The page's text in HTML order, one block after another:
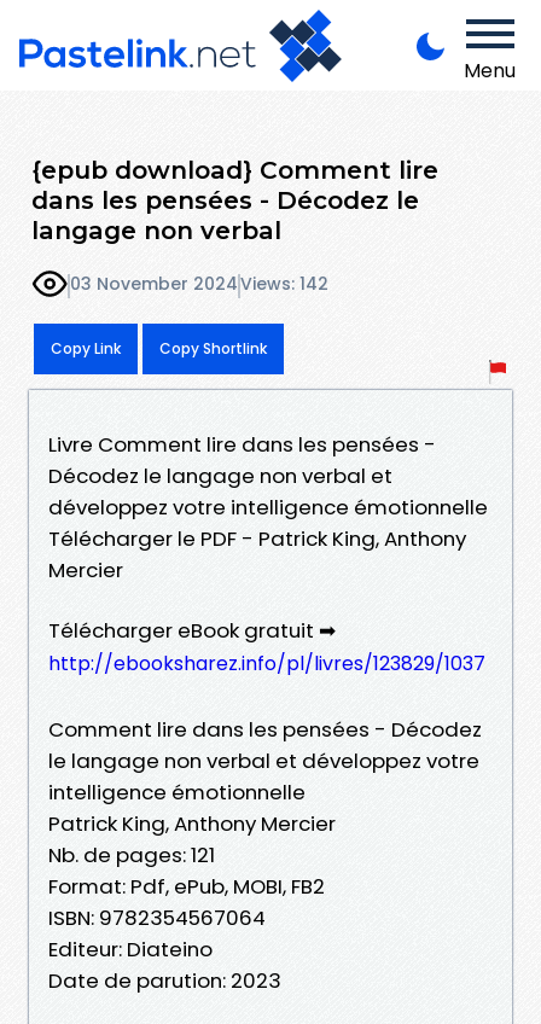
Menu
{epub download} Comment lire
dans les pensées - Décodez le
langage non verbal
03 November 2024Views: 142
Copy Link Copy Shortlink
Livre Comment lire dans les pensées -
Décodez le langage non verbal et
développez votre intelligence émotionnelle
Télécharger le PDF - Patrick King, Anthony
Mercier
Télécharger eBook gratuit ➡
http://ebooksharez.info/pl/livres/123829/1037
Comment lire dans les pensées - Décodez
le langage non verbal et développez votre
intelligence émotionnelle
Patrick King, Anthony Mercier
Nb. de pages: 121
Format: Pdf, ePub, MOBI, FB2
ISBN: 9782354567064
Editeur: Diateino
Date de parution: 2023